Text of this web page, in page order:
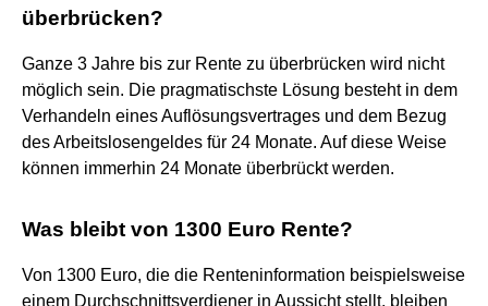
überbrücken?
Ganze 3 Jahre bis zur Rente zu überbrücken wird nicht
möglich sein. Die pragmatischste Lösung besteht in dem
Verhandeln eines Auflösungsvertrages und dem Bezug
des Arbeitslosengeldes für 24 Monate. Auf diese Weise
können immerhin 24 Monate überbrückt werden.
Was bleibt von 1300 Euro Rente?
Von 1300 Euro, die die Renteninformation beispielsweise
einem Durchschnittsverdiener in Aussicht stellt, bleiben